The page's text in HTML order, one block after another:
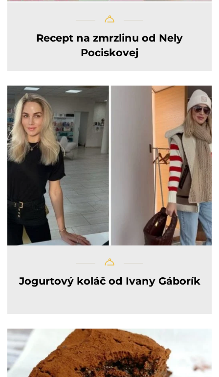
Recept na zmrzlinu od Nely
Pociskovej
Jogurtový koláč od Ivany Gáborík